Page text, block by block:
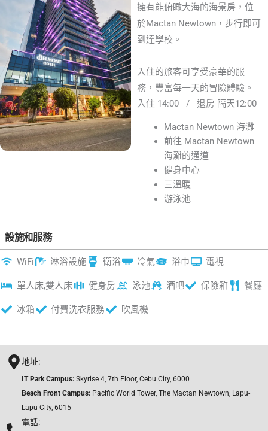
擁有能俯瞰大海的海景房，位
於Mactan Newtown，步行即可
到達學校。
入住的旅客可享受豪華的服
務，豐富每一天的冒險體驗。
入住 14:00 / 退房 隔天12:00
Mactan Newtown 海灘
前往 Mactan Newtown
海灘的通道
健身中心
三溫暖
游泳池
設施和服務
WiFi 淋浴設施 衛浴 冷氣 浴巾 電視
單人床,雙人床 健身房 泳池 酒吧 保險箱 餐廳
冰箱 付費洗衣服務 吹風機
地址:
IT Park Campus: Skyrise 4, 7th Floor, Cebu City, 6000
Beach Front Campus: Pacific World Tower, The Mactan Newtown, Lapu-
Lapu City, 6015
電話: